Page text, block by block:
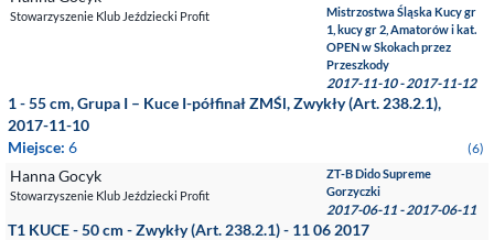
Stowarzyszenie Klub Jeździecki Profit
Mistrzostwa Śląska Kucy gr
1, kucy gr 2, Amatorów i kat.
OPEN w Skokach przez
Przeszkody
2017-11-10 - 2017-11-12
1 - 55 cm, Grupa I – Kuce I-półfinał ZMŚl, Zwykły (Art. 238.2.1),
2017-11-10
Miejsce: 6 (6)
Hanna Gocyk
Stowarzyszenie Klub Jeździecki Profit
ZT-B Dido Supreme
Gorzyczki
2017-06-11 - 2017-06-11
T1 KUCE - 50 cm - Zwykły (Art. 238.2.1) - 11 06 2017